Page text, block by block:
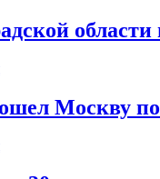
Москву по